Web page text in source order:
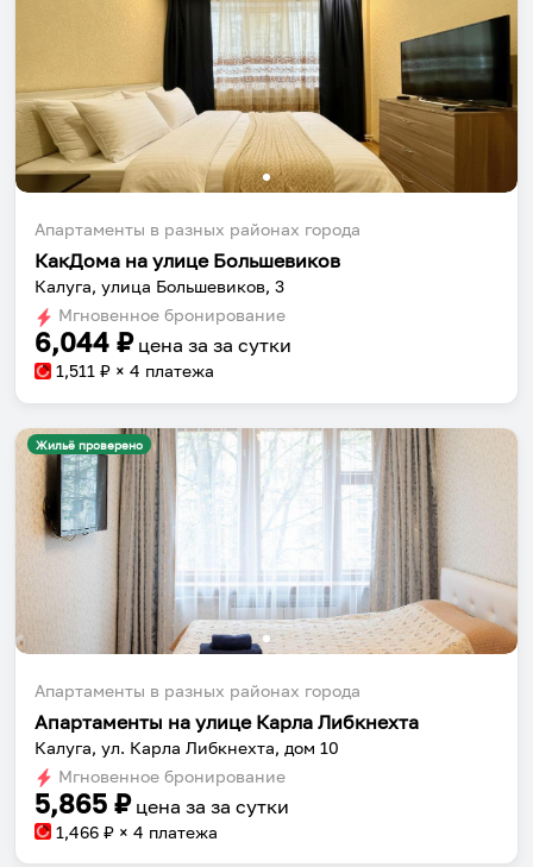
Апартаменты в разных районах города
КакДома на улице Большевиков
Калуга, улица Большевиков, 3
Мгновенное бронирование
6,044 ₽ цена за за сутки
1,511 ₽ × 4 платежа
Жильё проверено
Апартаменты в разных районах города
Апартаменты на улице Карла Либкнехта
Калуга, ул. Карла Либкнехта, дом 10
Мгновенное бронирование
5,865 ₽ цена за за сутки
1,466 ₽ × 4 платежа